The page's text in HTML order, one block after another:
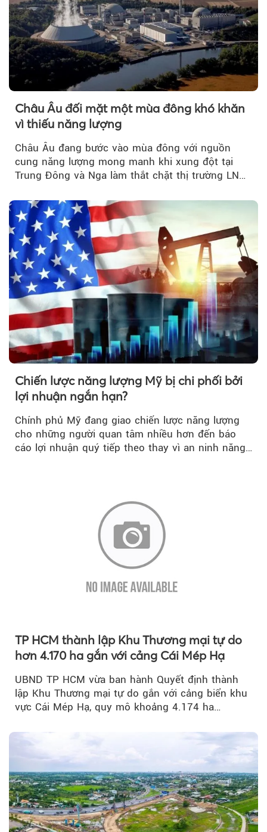
Châu Âu đối mặt một mùa đông khó khăn
vì thiếu năng lượng
Châu Âu đang bước vào mùa đông với nguồn
cung năng lượng mong manh khi xung đột tại
Trung Đông và Nga làm thắt chặt thị trường LNG
lo ngại.
Chiến lược năng lượng Mỹ bị chi phối bởi
lợi nhuận ngắn hạn?
Chính phủ Mỹ đang giao chiến lược năng lượng
cho những người quan tâm nhiều hơn đến báo
cáo lợi nhuận quý tiếp theo thay vì an ninh năng
TP HCM thành lập Khu Thương mại tự do
hơn 4.170 ha gắn với cảng Cái Mép Hạ
UBND TP HCM vừa ban hành Quyết định thành
lập Khu Thương mại tự do gắn với cảng biển khu
vực Cái Mép Hạ, quy mô khoảng 4.174 ha…